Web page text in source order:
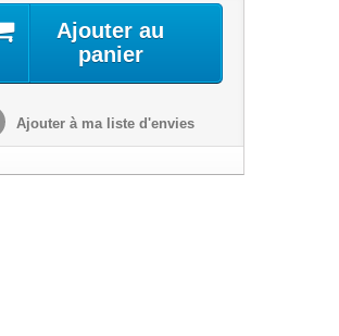
Ajouter au
panier
Ajouter à ma liste d'envies